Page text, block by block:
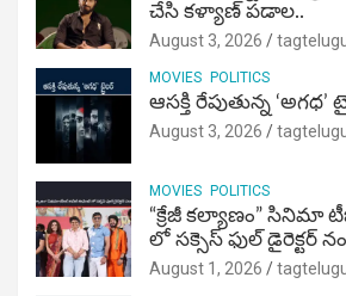
చేసి కళ్యాణ్ పడాల..
August 3, 2026
MOVIES POLITICS
ఆసక్తి రేపుతున్న ‘అగధ’
August 3, 2026
MOVIES POLITICS
“క్రేజీ కల్యాణం” సినిమా
లో సక్సెస్ ఫుల్ డైరెక్టర్
August 1, 2026